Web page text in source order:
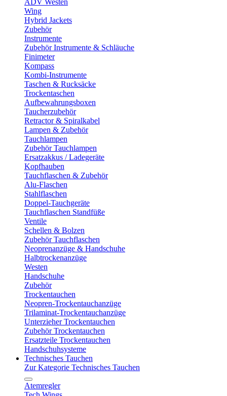
ADV Westen
Wing
Hybrid Jackets
Zubehör
Instrumente
Zubehör Instrumente & Schläuche
Finimeter
Kompass
Kombi-Instrumente
Taschen & Rucksäcke
Trockentaschen
Aufbewahrungsboxen
Taucherzubehör
Retractor & Spiralkabel
Lampen & Zubehör
Tauchlampen
Zubehör Tauchlampen
Ersatzakkus / Ladegeräte
Kopfhauben
Tauchflaschen & Zubehör
Alu-Flaschen
Stahlflaschen
Doppel-Tauchgeräte
Tauchflaschen Standfüße
Ventile
Schellen & Bolzen
Zubehör Tauchflaschen
Neoprenanzüge & Handschuhe
Halbtrockenanzüge
Westen
Handschuhe
Zubehör
Trockentauchen
Neopren-Trockentauchanzüge
Trilaminat-Trockentauchanzüge
Unterzieher Trockentauchen
Zubehör Trockentauchen
Ersatzteile Trockentauchen
Handschuhsysteme
Technisches Tauchen
Zur Kategorie Technisches Tauchen
Atemregler